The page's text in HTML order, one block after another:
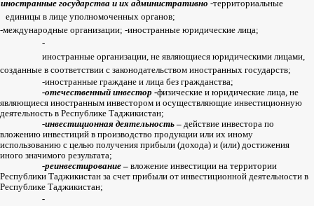
иностранные государства и их административно -территориальные
единицы в лице уполномоченных органов;
-международные организации; -иностранные юридические лица;
-
иностранные организации, не являющиеся юридическими лицами,
созданные в соответствии с законодательством иностранных государств;
-иностранные граждане и лица без гражданства;
-отечественный инвестор -физические и юридические лица, не
являющиеся иностранным инвестором и осуществляющие инвестиционную
деятельность в Республике Таджикистан;
-инвестиционная деятельность – действие инвестора по
вложению инвестиций в производство продукции или их иному
использованию с целью получения прибыли (дохода) и (или) достижения
иного значимого результата;
-реинвестирование – вложение инвестиции на территории
Республики Таджикистан за счет прибыли от инвестиционной деятельности в
Республике Таджикистан;
-